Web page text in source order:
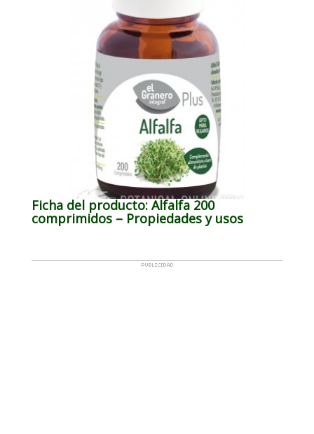
Ficha del producto: Alfalfa 200
comprimidos – Propiedades y usos